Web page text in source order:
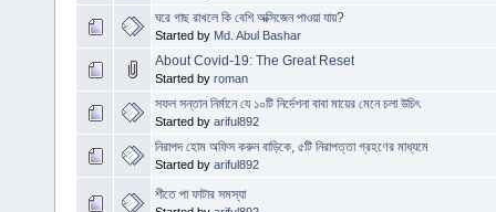
ঘরে গাছ রাখলে কি বেশি অক্সিজেন পাওয়া যায়?
Started by Md. Abul Bashar
About Covid-19: The Great Reset
Started by roman
সফল সন্তান নির্মানে যে ১০টি নির্দেশনা বাবা মায়ের মেনে চলা উচিৎ
Started by ariful892
নিরাপদ হোম অফিস করুন বাড়িকে, ৫টি নিরাপত্তা গ্রহণের মাধ্যমে
Started by ariful892
শীতে পা ফাটার সমস্যা